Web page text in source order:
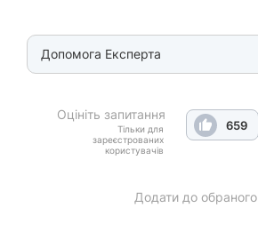
Допомога Експерта
Оцініть запитання
Тільки для
зареєстрованих
користувачів
659
Додати до обраного